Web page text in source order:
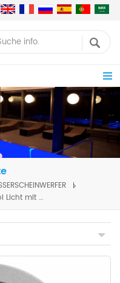
72W, 24 * 3W led Pool Licht mit Fernbedienung